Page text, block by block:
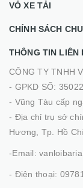
VỎ XE TẢI
CHÍNH SÁCH
THÔNG TIN LIÊN
CÔNG TY TNHH
- GPKD SỐ:
- Vũng Tàu cấp
- Địa chỉ trụ sở
Hương, Tp. Hồ
-Email:
- Điện thoại: